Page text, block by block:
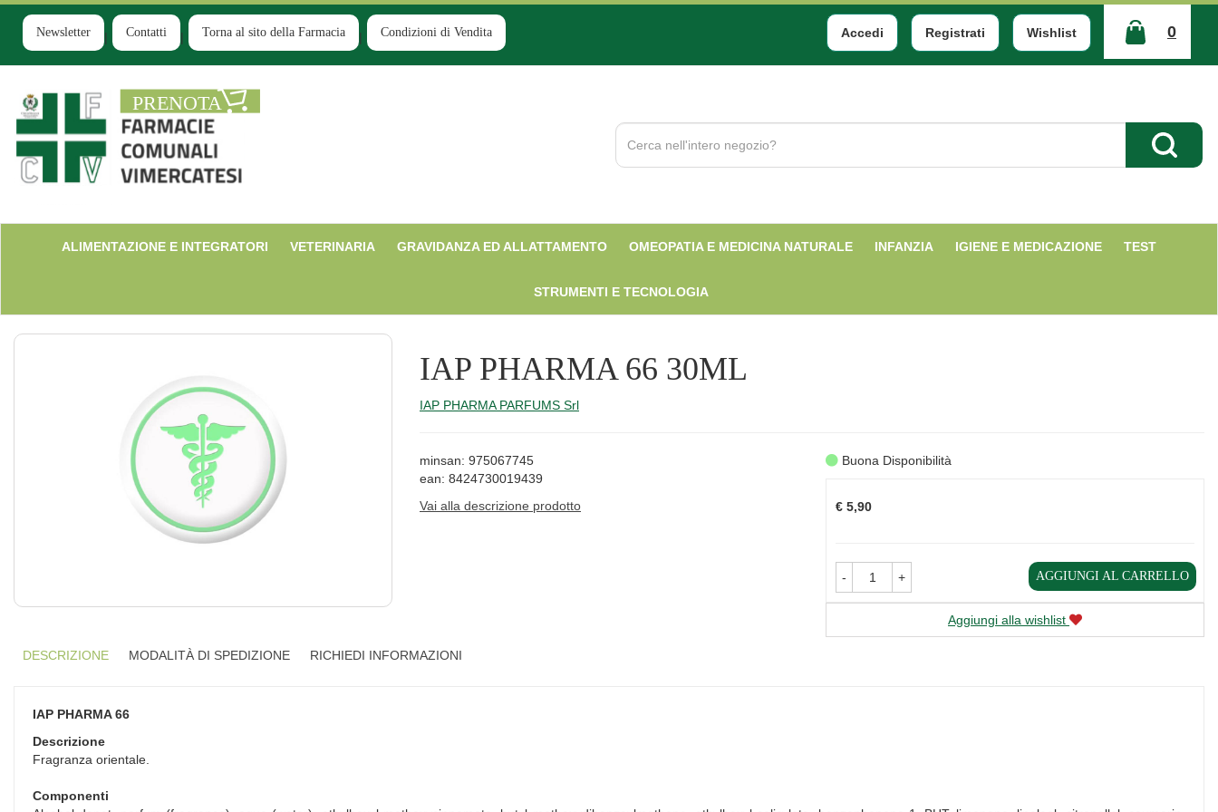
Passa
contenuto
principale
Newsletter Contatti Torna al sito della Farmacia Condizioni di Vendita Accedi Registrati Wishlist 0
ARTICOLI
INSERITI
Farmacia
Comunale
Cerca
Prodotto
Cerca
ALIMENTAZIONE E INTEGRATORI VETERINARIA GRAVIDANZA ED ALLATTAMENTO OMEOPATIA E MEDICINA NATURALE INFANZIA IGIENE E MEDICAZIONE TEST
STRUMENTI E TECNOLOGIA
IAP PHARMA 66 30ML
IAP PHARMA PARFUMS Srl
minsan: 975067745
ean: 8424730019439
Vai alla descrizione prodotto
Buona Disponibilità
€ 5,90
- + AGGIUNGI AL CARRELLO
Aggiungi alla wishlist
DESCRIZIONE MODALITÀ DI SPEDIZIONE RICHIEDI INFORMAZIONI
IAP PHARMA 66
Descrizione
Fragranza orientale.
Componenti